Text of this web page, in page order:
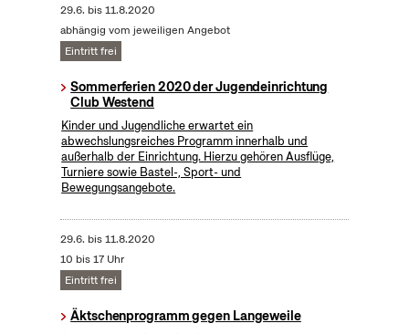
29.6. bis11.8.2020
abhängig vom jeweiligen Angebot
Eintritt frei
Sommerferien 2020 der Jugendeinrichtung
Club Westend
Kinder und Jugendliche erwartet ein
abwechslungsreiches Programm innerhalb und
außerhalb der Einrichtung. Hierzu gehören Ausflüge,
Turniere sowie Bastel-, Sport- und
Bewegungsangebote.
29.6. bis11.8.2020
10 bis 17 Uhr
Eintritt frei
Äktschenprogramm gegen Langeweile